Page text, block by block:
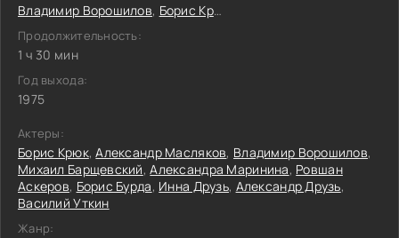
Владимир Ворошилов, Борис Крюк
Продолжительность:
1 ч 30 мин
Год выхода:
1975
Актеры:
Борис Крюк,Александр Масляков, Владимир Ворошилов,
Михаил Барщевский,Александра Маринина, Ровшан
Аскеров, Борис Бурда, Инна Друзь, Александр Друзь,
Василий Уткин
Жанр: